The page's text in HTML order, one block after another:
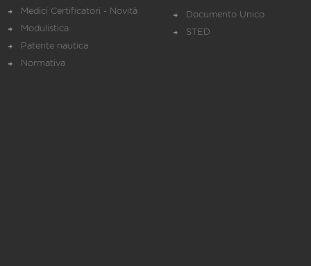
Medici Certificatori - Novità
Modulistica
Patente nautica
Normativa
Documento Unico
STED